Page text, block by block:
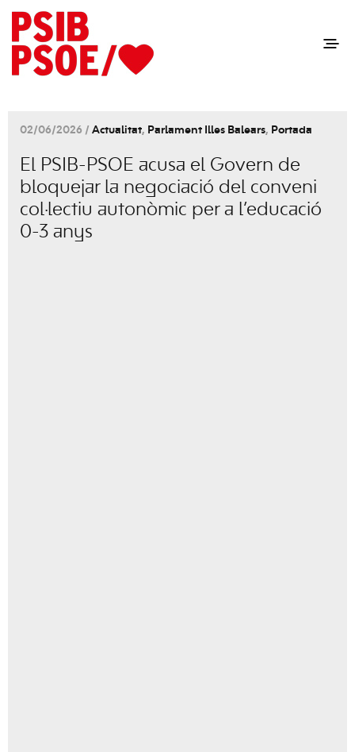
02/06/2026 / Actualitat, Parlament Illes Balears, Portada
El PSIB-PSOE acusa el Govern de
bloquejar la negociació del conveni
col·lectiu autonòmic per a l’educació
0-3 anys